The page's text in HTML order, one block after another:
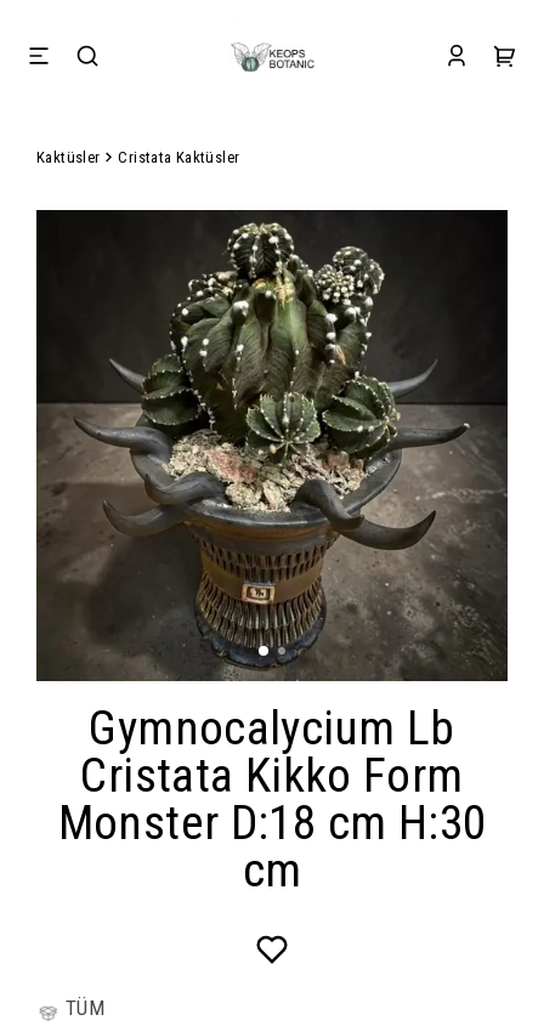
Kaktüsler Cristata Kaktüsler
Gymnocalycium Lb
Cristata Kikko Form
Monster D:18 cm H:30
cm
TÜM